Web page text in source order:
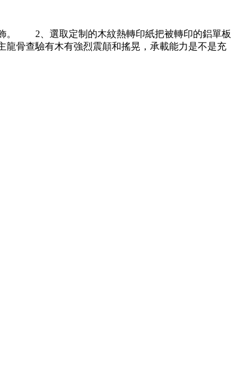
飾。 2、選取定制的木紋熱轉印紙把被轉印的鋁單板
骨查驗有木有強烈震顛和搖晃，承載能力是不是充